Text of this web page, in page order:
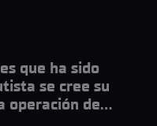
que ha sido
se cree su
operación de